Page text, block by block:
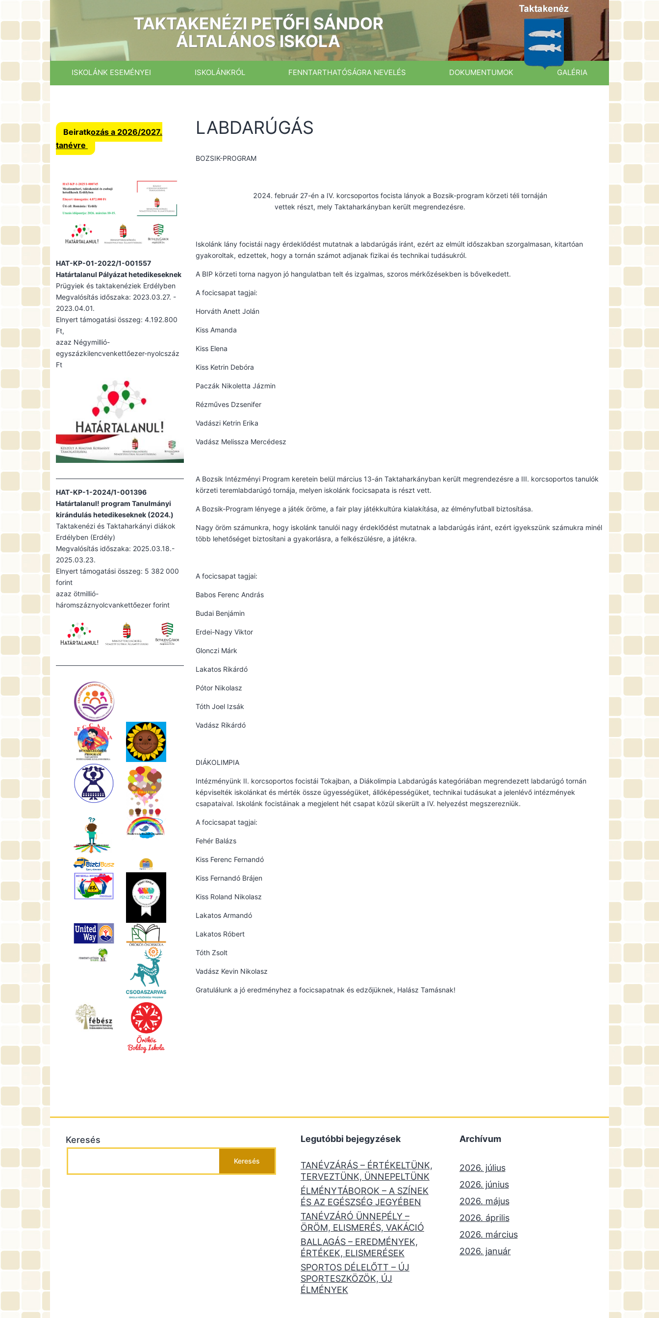
TAKTAKENÉZI PETŐFI SÁNDOR
ÁLTALÁNOS ISKOLA
ISKOLÁNK ESEMÉNYEI ISKOLÁNKRÓL FENNTARTHATÓSÁGRA NEVELÉS DOKUMENTUMOK GALÉRIA
Beiratkozás a 2026/2027.
tanévre
HAT-KP-01-2022/1-001557
Határtalanul Pályázat hetedikeseknek
Prügyiek és taktakenéziek Erdélyben
Megvalósítás időszaka: 2023.03.27. -
2023.04.01.
Elnyert támogatási összeg: 4.192.800
Ft,
azaz Négymillió-
egyszázkilencvenkettőezer-nyolcszáz
Ft
HAT-KP-1-2024/1-001396
Határtalanul! program Tanulmányi
kirándulás hetedikeseknek (2024.)
Taktakenézi és Taktaharkányi diákok
Erdélyben (Erdély)
Megvalósítás időszaka: 2025.03.18.-
2025.03.23.
Elnyert támogatási összeg: 5 382 000
forint
azaz ötmillió-
háromszáznyolcvankettőezer forint
LABDARÚGÁS
BOZSIK-PROGRAM
február 27-én a IV. korcsoportos focista lányok a Bozsik-program körzeti téli tornáján
vettek részt, mely Taktaharkányban került megrendezésre.
Iskolánk lány focistái nagy érdeklődést mutatnak a labdarúgás iránt, ezért az elmúlt időszakban szorgalmasan, kitartóan
gyakoroltak, edzettek, hogy a tornán számot adjanak fizikai és technikai tudásukról.
A BIP körzeti torna nagyon jó hangulatban telt és izgalmas, szoros mérkőzésekben is bővelkedett.
A focicsapat tagjai:
Horváth Anett Jolán
Kiss Amanda
Kiss Elena
Kiss Ketrin Debóra
Paczák Nikoletta Jázmin
Rézműves Dzsenifer
Vadászi Ketrin Erika
Vadász Melissza Mercédesz
A Bozsik Intézményi Program keretein belül március 13-án Taktaharkányban került megrendezésre a III. korcsoportos tanulók
körzeti teremlabdarúgó tornája, melyen iskolánk focicsapata is részt vett.
A Bozsik-Program lényege a játék öröme, a fair play játékkultúra kialakítása, az élményfutball biztosítása.
Nagy öröm számunkra, hogy iskolánk tanulói nagy érdeklődést mutatnak a labdarúgás iránt, ezért igyekszünk számukra minél
több lehetőséget biztosítani a gyakorlásra, a felkészülésre, a játékra.
A focicsapat tagjai:
Babos Ferenc András
Budai Benjámin
Erdei-Nagy Viktor
Glonczi Márk
Lakatos Rikárdó
Pótor Nikolasz
Tóth Joel Izsák
Vadász Rikárdó
DIÁKOLIMPIA
Intézményünk II. korcsoportos focistái Tokajban, a Diákolimpia Labdarúgás kategóriában megrendezett labdarúgó tornán
képviselték iskolánkat és mérték össze ügyességüket, állóképességüket, technikai tudásukat a jelenlévő intézmények
csapataival. Iskolánk focistáinak a megjelent hét csapat közül sikerült a IV. helyezést megszerezniük.
A focicsapat tagjai:
Fehér Balázs
Kiss Ferenc Fernandó
Kiss Fernandó Brájen
Kiss Roland Nikolasz
Lakatos Armandó
Lakatos Róbert
Tóth Zsolt
Vadász Kevin Nikolasz
Gratulálunk a jó eredményhez a focicsapatnak és edzőjüknek, Halász Tamásnak!
Keresés
Keresés
Legutóbbi bejegyzések
TANÉVZÁRÁS – ÉRTÉKELTÜNK,
TERVEZTÜNK, ÜNNEPELTÜNK
ÉLMÉNYTÁBOROK – A SZÍNEK
ÉS AZ EGÉSZSÉG JEGYÉBEN
TANÉVZÁRÓ ÜNNEPÉLY –
ÖRÖM, ELISMERÉS, VAKÁCIÓ
BALLAGÁS – EREDMÉNYEK,
ÉRTÉKEK, ELISMERÉSEK
SPORTOS DÉLELŐTT – ÚJ
SPORTESZKÖZÖK, ÚJ
ÉLMÉNYEK
Archívum
2026. július
2026. június
2026. május
2026. április
2026. március
2026. január